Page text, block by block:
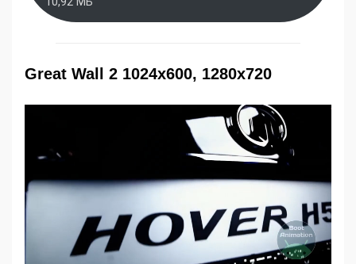
Great Wall 2 1024x600, 1280x720